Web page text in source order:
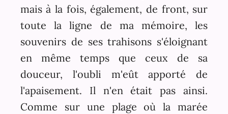
mais à la fois, également, de front, sur
toute la ligne de ma mémoire, les
souvenirs de ses trahisons s'éloignant
en même temps que ceux de sa
douceur, l'oubli m'eût apporté de
l'apaisement. Il n'en était pas ainsi.
Comme sur une plage où la marée